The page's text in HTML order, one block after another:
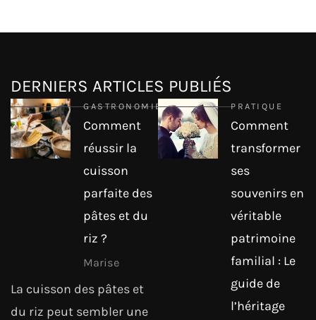
DERNIERS ARTICLES PUBLIÉS
GASTRONOMIE
Comment
réussir la
cuisson
parfaite des
pâtes et du
riz ?
Marise
La cuisson des pâtes et
du riz peut sembler une
PRATIQUE
Comment
transformer
ses
souvenirs en
véritable
patrimoine
familial : Le
guide de
l’héritage